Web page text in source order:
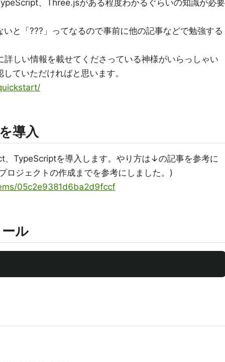
、Three.jsがある程度わかるぐらいの知識が必要
と「???」ってなるので事前に他の記事などで勉強する
しい情報を載せてくださっている神様がいらっしゃい
ていただければと思います。
導入
TypeScriptを導入します。やり方は↓の記事を参考に
ロジェクトの作成までを参考にしました。)
05c2e9381d6ba2d9fccf
ル